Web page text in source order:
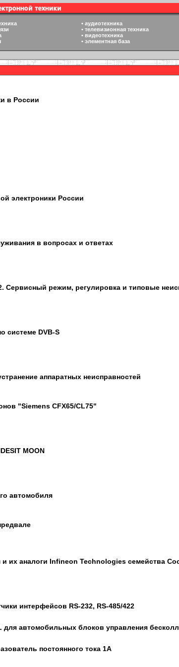
• аудиотехника
• телевизионная техника
• видеотехника
• элементная база
в России
электроники России
в вопросах и ответах
Сервисный режим, регулировка и типовые
системе DVB-S
аппаратных неисправностей
"Siemens CFX65/CL75"
MOON
автомобиля
их аналоги Infineon Technologies семейства
интерфейсов RS-232, RS-485/422
автомобильных блоков управления
постоянного тока 1A